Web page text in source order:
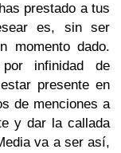
prestado a tus
es, sin ser
momento dado.
infinidad de
presente en
de menciones a
y dar la callada
va a ser así,